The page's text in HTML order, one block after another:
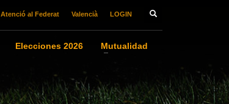
Atenció al Federat Valencià LOGIN
Elecciones 2026
Mutualidad